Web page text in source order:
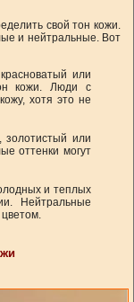
свой тон кожи.
и нейтральные. Вот
или
кожи. Люди с
хотя это не
или
оттенки могут
и теплых
Нейтральные